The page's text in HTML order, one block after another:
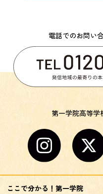
電話でのお問い
第一学院高等学
ここで分かる！第一学院